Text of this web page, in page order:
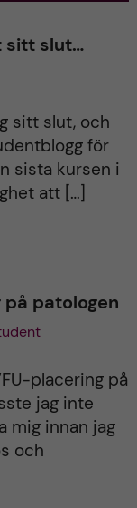
sitt slut…
sitt slut, och
för
sista kursen i
att […]
patologen
placering på
jag inte
mig innan jag
och